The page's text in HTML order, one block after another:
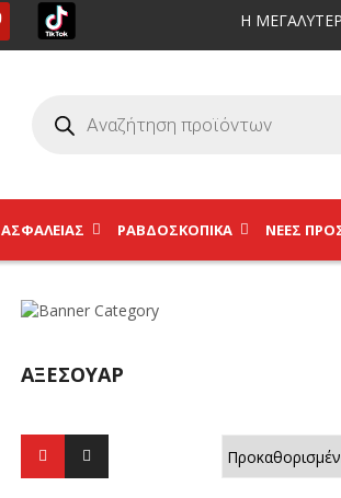
Η ΜΕΓΑΛΥΤΕΡΗ
ΑΣΦΑΛΕΊΑΣ ΡΑΒΔΟΣΚΟΠΙΚΆ ΝΕΕΣ
ΑΞΕΣΟΥΆΡ